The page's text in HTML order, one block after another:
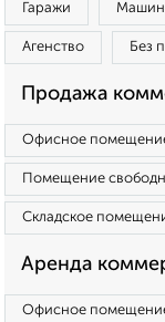
Гаражи
Агенство Без
Продажа
Офисное
Помещение
Складское
Аренда
Офисное